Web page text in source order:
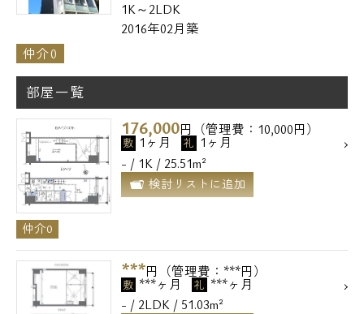
1K～2LDK
2016年02月築
仲介0
部屋一覧
176,000円（管理費：10,000円）
敷 1ヶ月 礼 1ヶ月
- / 1K / 25.51m²
検討リストに追加
仲介0
***円（管理費：***円）
敷 ***ヶ月 礼 ***ヶ月
- / 2LDK / 51.03m²